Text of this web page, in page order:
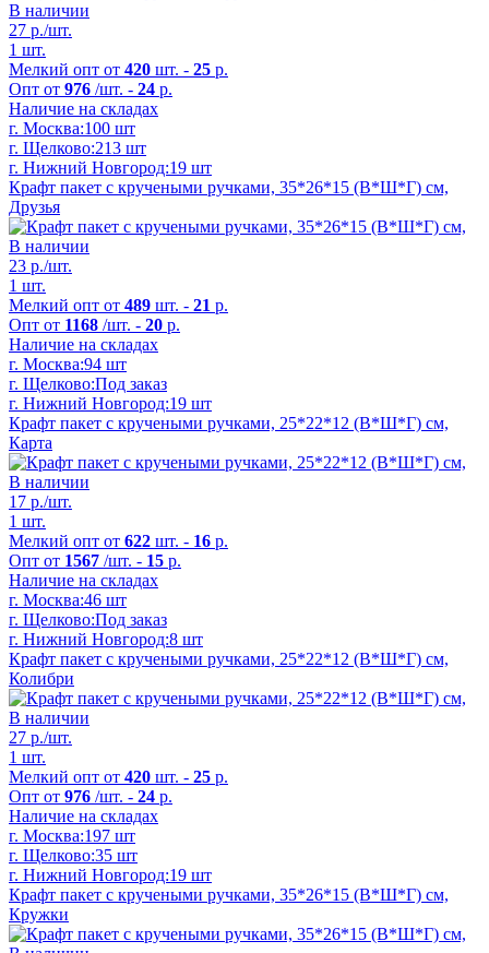
В наличии
27 р./шт.
1 шт.
Мелкий опт от 420 шт. - 25 р.
Опт от 976 /шт. - 24 р.
Наличие на складах
г. Москва:100 шт
г. Щелково:213 шт
г. Нижний Новгород:19 шт
Крафт пакет с кручеными ручками, 35*26*15 (В*Ш*Г) см,
Друзья
В наличии
23 р./шт.
1 шт.
Мелкий опт от 489 шт. - 21 р.
Опт от 1168 /шт. - 20 р.
Наличие на складах
г. Москва:94 шт
г. Щелково:Под заказ
г. Нижний Новгород:19 шт
Крафт пакет с кручеными ручками, 25*22*12 (В*Ш*Г) см,
Карта
В наличии
17 р./шт.
1 шт.
Мелкий опт от 622 шт. - 16 р.
Опт от 1567 /шт. - 15 р.
Наличие на складах
г. Москва:46 шт
г. Щелково:Под заказ
г. Нижний Новгород:8 шт
Крафт пакет с кручеными ручками, 25*22*12 (В*Ш*Г) см,
Колибри
В наличии
27 р./шт.
1 шт.
Мелкий опт от 420 шт. - 25 р.
Опт от 976 /шт. - 24 р.
Наличие на складах
г. Москва:197 шт
г. Щелково:35 шт
г. Нижний Новгород:19 шт
Крафт пакет с кручеными ручками, 35*26*15 (В*Ш*Г) см,
Кружки